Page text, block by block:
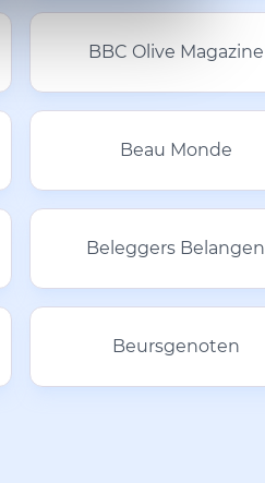
BBC Olive Magazine
Beau Monde
Beleggers Belangen
Beursgenoten